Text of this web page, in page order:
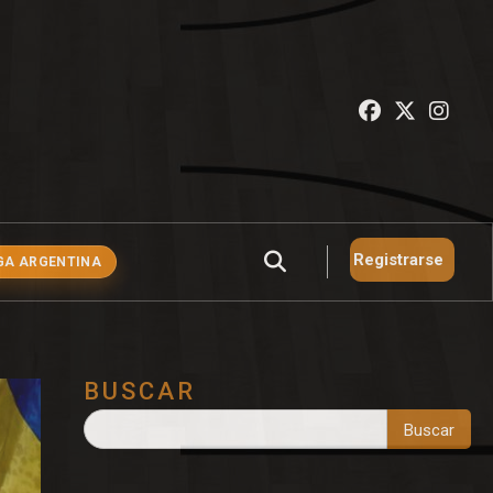
ARGENTINA Registrarse
BUSCAR
Buscar